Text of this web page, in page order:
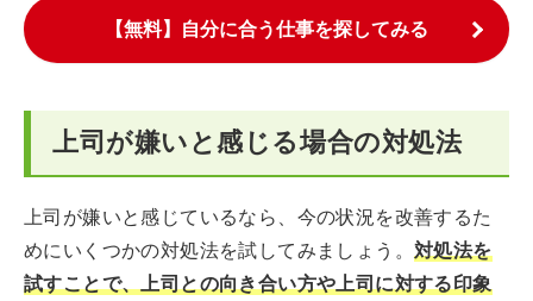
【無料】自分に合う仕事を探してみる
上司が嫌いと感じる場合の対処法
上司が嫌いと感じているなら、今の状況を改善するた
めにいくつかの対処法を試してみましょう。 対処法を
試すことで、上司との向き合い方や上司に対する印象